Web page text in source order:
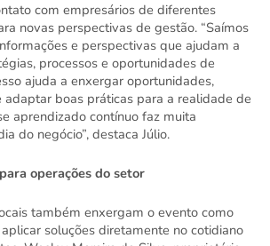
com empresários de diferentes
novas perspectivas de gestão. “Saímos
e perspectivas que ajudam a
processos e oportunidades de
ajuda a enxergar oportunidades,
adaptar boas práticas para a realidade de
aprendizado contínuo faz muita
do negócio”, destaca Júlio.
operações do setor
também enxergam o evento como
soluções diretamente no cotidiano